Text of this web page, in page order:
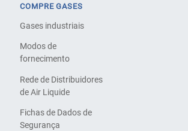
COMPRE GASES
Gases industriais
Modos de
fornecimento
Rede de Distribuidores
de Air Liquide
Fichas de Dados de
Segurança